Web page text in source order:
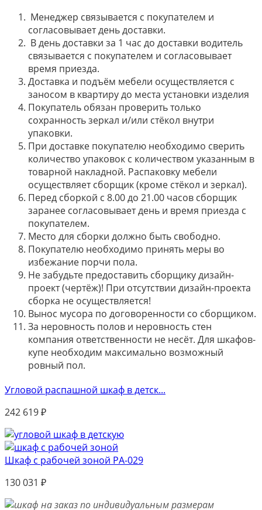
Менеджер связывается с покупателем и
согласовывает день доставки.
В день доставки за 1 час до доставки водитель
связывается с покупателем и согласовывает
время приезда.
Доставка и подъём мебели осуществляется с
заносом в квартиру до места установки изделия
Покупатель обязан проверить только
сохранность зеркал и/или стёкол внутри
упаковки.
При доставке покупателю необходимо сверить
количество упаковок с количеством указанным в
товарной накладной. Распаковку мебели
осуществляет сборщик (кроме стёкол и зеркал).
Перед сборкой с 8.00 до 21.00 часов сборщик
заранее согласовывает день и время приезда с
покупателем.
Место для сборки должно быть свободно.
Покупателю необходимо принять меры во
избежание порчи пола.
Не забудьте предоставить сборщику дизайн-
проект (чертёж)! При отсутствии дизайн-проекта
сборка не осуществляется!
Вынос мусора по договоренности со сборщиком.
За неровность полов и неровность стен
компания ответственности не несёт. Для шкафов-
купе необходим максимально возможный
ровный пол.
Угловой распашной шкаф в детск...
242 619₽
Шкаф с рабочей зоной РА-029
130 031 ₽